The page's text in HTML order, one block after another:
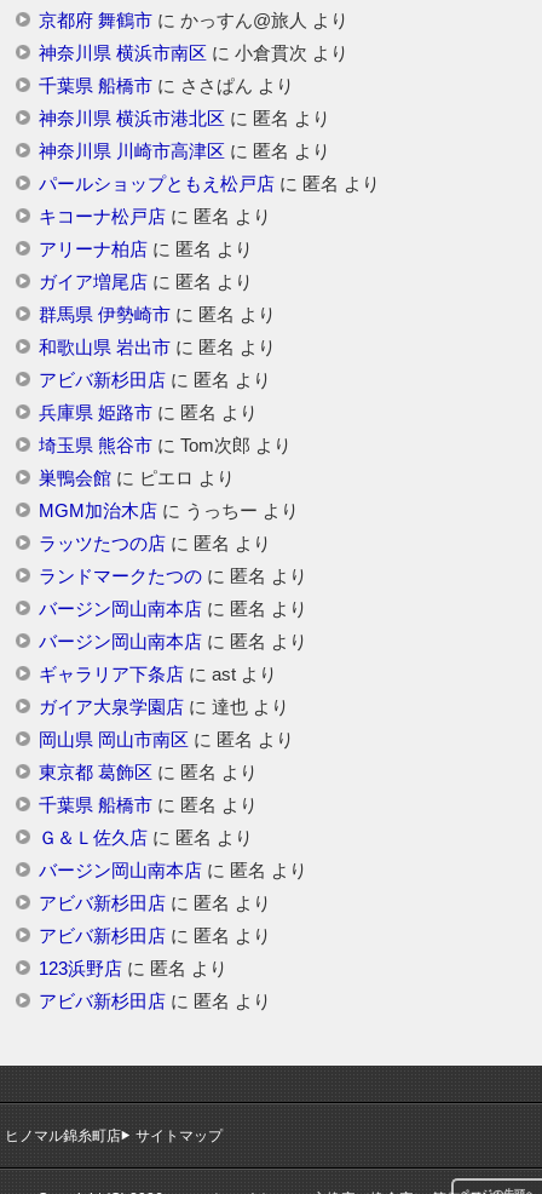
京都府 舞鶴市に かっすん@旅人 より
神奈川県 横浜市南区 に 小倉貫次 より
千葉県 船橋市に ささぱん より
神奈川県 横浜市港北区 に 匿名 より
神奈川県 川崎市高津区 に 匿名 より
パールショップともえ松戸店に 匿名 より
キコーナ松戸店に 匿名 より
アリーナ柏店に 匿名 より
ガイア増尾店に 匿名 より
群馬県 伊勢崎市に 匿名 より
和歌山県 岩出市に 匿名 より
アビバ新杉田店に 匿名 より
兵庫県 姫路市に 匿名 より
埼玉県 熊谷市に Tom次郎 より
巣鴨会館に ピエロ より
MGM加治木店に うっちー より
ラッツたつの店に 匿名 より
ランドマークたつのに 匿名 より
バージン岡山南本店に 匿名 より
バージン岡山南本店に 匿名 より
ギャラリア下条店に astより
ガイア大泉学園店に 達也より
岡山県 岡山市南区 に 匿名 より
東京都 葛飾区 に 匿名 より
千葉県 船橋市に 匿名 より
Ｇ＆Ｌ佐久店に 匿名 より
バージン岡山南本店に 匿名 より
アビバ新杉田店に 匿名 より
アビバ新杉田店に 匿名 より
123浜野店に 匿名 より
アビバ新杉田店に 匿名 より
ヒノマル錦糸町店 サイトマップ